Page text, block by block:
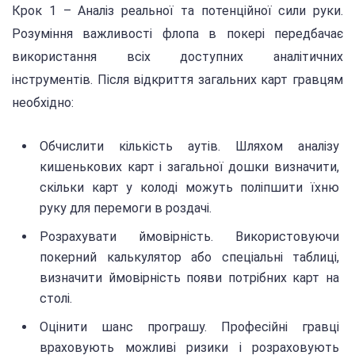
Крок 1 – Аналіз реальної та потенційної сили руки.
Розуміння важливості флопа в покері передбачає
використання всіх доступних аналітичних
інструментів. Після відкриття загальних карт гравцям
необхідно:
Обчислити кількість аутів. Шляхом аналізу
кишенькових карт і загальної дошки визначити,
скільки карт у колоді можуть поліпшити їхню
руку для перемоги в роздачі.
Розрахувати ймовірність. Використовуючи
покерний калькулятор або спеціальні таблиці,
визначити ймовірність появи потрібних карт на
столі.
Оцінити шанс програшу. Професійні гравці
враховують можливі ризики і розраховують